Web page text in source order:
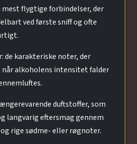
mest flygtige forbindelser, der
ved første sniff og ofte
de karakteriske noter, der
alkoholens intensitet falder
duftstoffer, som
langvarig eftersmag gennem
rige sødme- eller røgnoter.